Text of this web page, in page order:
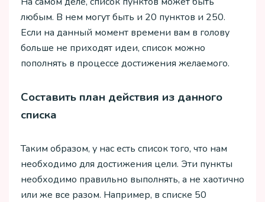
любым. В нем могут быть и 20 пунктов и 250.
Если на данный момент времени вам в голову
больше не приходят идеи, список можно
пополнять в процессе достижения желаемого.
Составить план действия из данного
списка
Таким образом, у нас есть список того, что нам
необходимо для достижения цели. Эти пункты
необходимо правильно выполнять, а не хаотично
или же все разом. Например, в списке 50